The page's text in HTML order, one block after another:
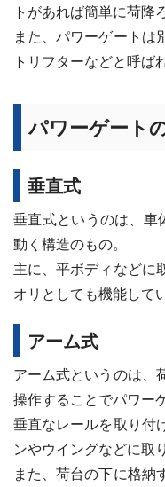
トがあれば簡単に荷降
また、パワーゲートは
トリフターなどと呼ば
パワーゲート
垂直式
垂直式というのは、車
動く構造のもの。
主に、平ボディなどに
オリとしても機能して
アーム式
アーム式というのは、
操作することでパワー
垂直なレールを取り付
ンやウイングなどに取
また、荷台の下に格納